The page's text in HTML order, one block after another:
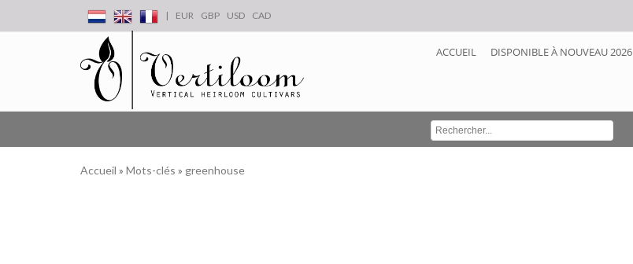
| EUR GBP USD CAD
ACCUEIL DISPONIBLE À NOUVEAU 2026
Accueil » Mots-clés » greenhouse